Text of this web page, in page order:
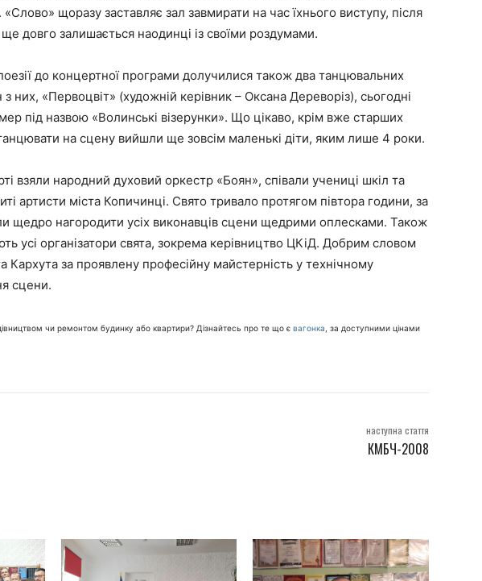
щоразу заставляє зал завмирати на час їхнього виступу, після
довго залишається наодинці із своїми роздумами.
до концертної програми долучилися також два танцювальних
них, «Первоцвіт» (художній керівник – Оксана Дереворіз), сьогодні
під назвою «Волинські візерунки». Що цікаво, крім вже старших
на сцену вийшли ще зовсім маленькі діти, яким лише 4 роки.
взяли народний духовий оркестр «Боян», співали учениці шкіл та
артисти міста Копичинці. Свято тривало протягом півтора години, за
щедро нагородити усіх виконавців сцени щедрими оплесками. Також
усі організатори свята, зокрема керівництво ЦКіД. Добрим словом
Кархута за проявлену професійну майстерність у технічному
сцени.
чи ремонтом будинку або квартири? Дізнайтесь про те що є вагонка , за доступними цінами
наступна стаття
КМБЧ-2008